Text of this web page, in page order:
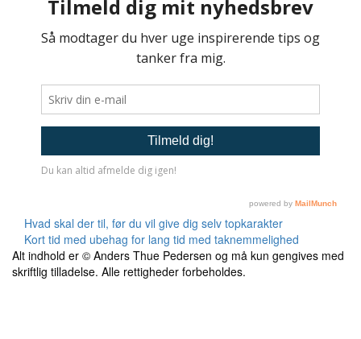
Indlægsnavigation
Hvad skal der til, før du vil give dig selv topkarakter
Kort tid med ubehag for lang tid med taknemmelighed
Alt indhold er © Anders Thue Pedersen og må kun gengives med
skriftlig tilladelse. Alle rettigheder forbeholdes.